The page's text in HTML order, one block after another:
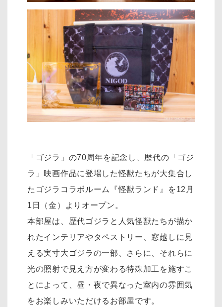
「ゴジラ」の70周年を記念し、歴代の「ゴジ
ラ」映画作品に登場した怪獣たちが大集合し
たゴジラコラボルーム『怪獣ランド』を12月
1日（金）よりオープン。
本部屋は、歴代ゴジラと人気怪獣たちが描か
れたインテリアやタペストリー、窓越しに見
える実寸大ゴジラの一部、さらに、それらに
光の照射で見え方が変わる特殊加工を施すこ
とによって、昼・夜で異なった室内の雰囲気
をお楽しみいただけるお部屋です。